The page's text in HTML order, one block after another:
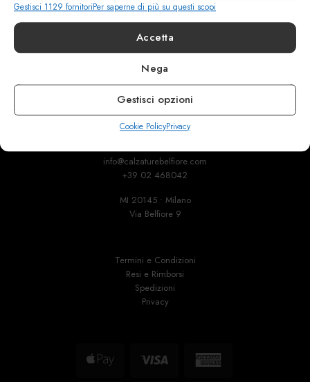
Gestisci 1129 fornitoriPer saperne di più su questi scopi
Accetta
Nega
Gestisci opzioni
Cookie PolicyPrivacy
Rimani in contatto con noi
Servizio Clienti
info@calzaturebelfiore.com
+39 02 468042
MI 20145 • Milano
Via Belfiore 9
Termini e Condizioni
Resi e Rimborsi
Spedizioni
Privacy
Apple
Visa
American